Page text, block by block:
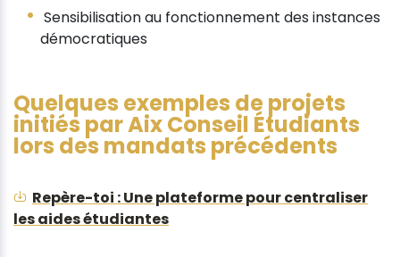
Sensibilisation au fonctionnement des instances
démocratiques
Quelques exemples de projets
initiés par Aix Conseil Étudiants
lors des mandats précédents
Repère-toi : Une plateforme pour centraliser
les aides étudiantes